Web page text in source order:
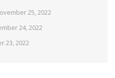
25, 2022
24, 2022
23, 2022